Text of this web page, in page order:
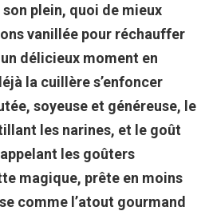
plein, quoi de mieux
vanillée pour réchauffer
délicieux moment en
la cuillère s’enfoncer
soyeuse et généreuse, le
les narines, et le goût
les goûters
magique, prête en moins
comme l’atout gourmand